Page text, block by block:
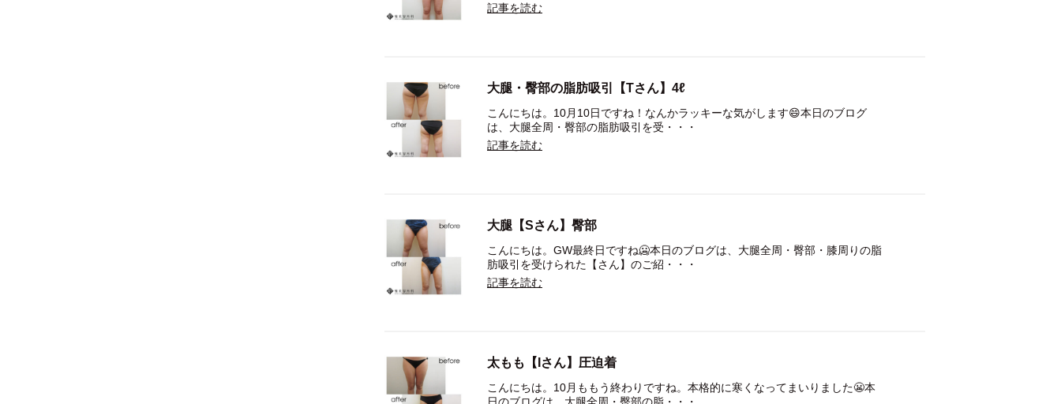
記事を読む
大腿・臀部の脂肪吸引【Tさん】4ℓ
こんにちは。10月10日ですね！なんかラッキーな気がします😄本日のブログ
は、大腿全周・臀部の脂肪吸引を受・・・
記事を読む
大腿【Sさん】臀部
こんにちは。GW最終日ですね🥶本日のブログは、大腿全周・臀部・膝周りの脂
肪吸引を受けられた【さん】のご紹・・・
記事を読む
太もも【Iさん】圧迫着
こんにちは。10月ももう終わりですね。本格的に寒くなってまいりました😬本
日のブログは、大腿全周・臀部の脂・・・